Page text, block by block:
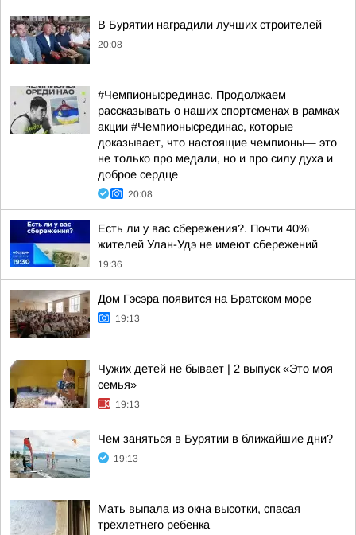
В Бурятии наградили лучших строителей
20:08
#Чемпионысрединас. Продолжаем
рассказывать о наших спортсменах в рамках
акции #Чемпионысрединас, которые
доказывает, что настоящие чемпионы— это
не только про медали, но и про силу духа и
доброе сердце
20:08
Есть ли у вас сбережения?. Почти 40%
жителей Улан-Удэ не имеют сбережений
19:36
Дом Гэсэра появится на Братском море
19:13
Чужих детей не бывает | 2 выпуск «Это моя
семья»
19:13
Чем заняться в Бурятии в ближайшие дни?
19:13
Мать выпала из окна высотки, спасая
трёхлетнего ребенка